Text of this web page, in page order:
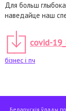
Для больш
наведайце наш
covid-
бізнес і пч
Беларускія ўлады